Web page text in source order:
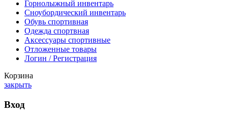
Горнолыжный инвентарь
Сноубордический инвентарь
Обувь спортивная
Одежда спортвная
Аксессуары спортивные
Отложенные товары
Логин / Регистрация
Корзина
закрыть
Вход